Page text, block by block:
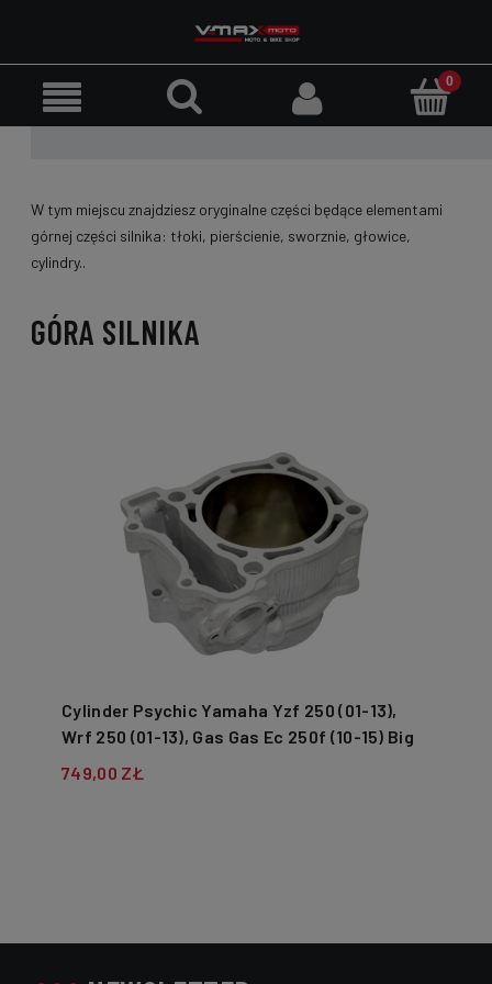
W tym miejscu znajdziesz oryginalne części będące elementami
górnej części silnika: tłoki, pierścienie, sworznie, głowice,
cylindry..
GÓRA SILNIKA
Cylinder Psychic Yamaha Yzf 250 (01-13),
Wrf 250 (01-13), Gas Gas Ec 250f (10-15) Big
749,00 ZŁ